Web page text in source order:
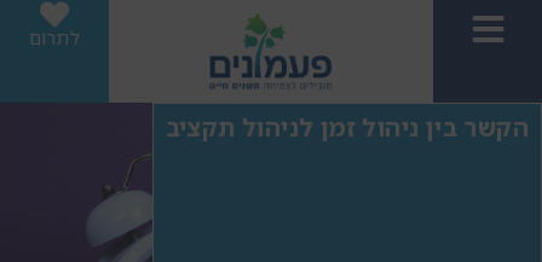
לתרום
הקשר בין ניהול זמן לניהול תקציב